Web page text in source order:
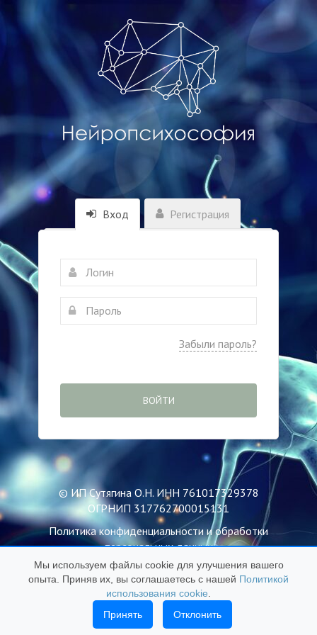
Вход Регистрация
Забыли пароль?
ВОЙТИ
© ИП Сутягина О.Н. ИНН 761017329378
ОГРНИП 317762700015131
Политика конфиденциальности и обработки
персональных данных
Пользовательское соглашение
Публичная оферта
Политика использования файлов Cookie
Мы используем файлы cookie для улучшения вашего
опыта. Приняв их, вы соглашаетесь с нашей Политикой
использования cookie
Принять
Отклонить